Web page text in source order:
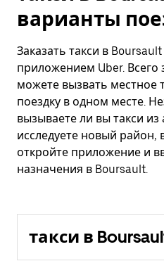
варианты
Заказать такси в
приложением Uber. Всего
можете вызвать местное
поездку в одном месте.
вызываете ли вы такси из
исследуете новый район,
откройте приложение и
назначения в Boursault.
такси в